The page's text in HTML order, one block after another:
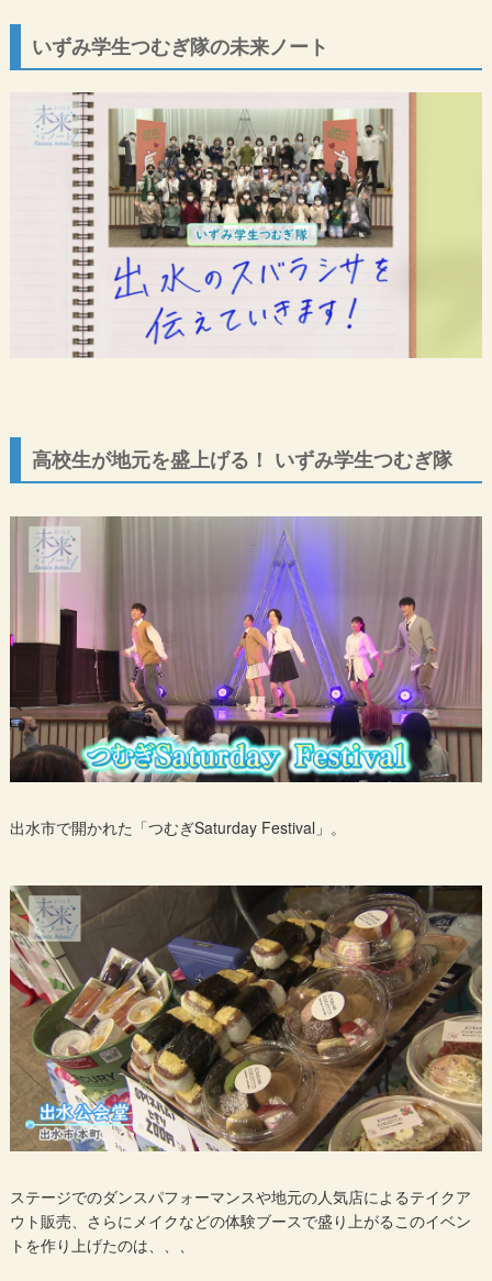
いずみ学生つむぎ隊の未来ノート
高校生が地元を盛上げる！ いずみ学生つむぎ隊
出水市で開かれた「つむぎSaturday Festival」。
ステージでのダンスパフォーマンスや地元の人気店によるテイクア
ウト販売、さらにメイクなどの体験ブースで盛り上がるこのイベン
トを作り上げたのは、、、